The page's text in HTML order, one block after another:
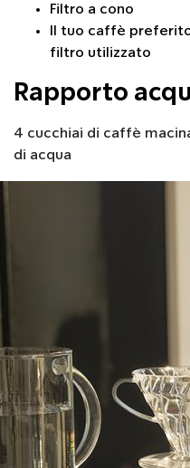
Filtro a cono
Il tuo caffè
filtro utilizzato
Rapporto
4 cucchiai di caffè
di acqua